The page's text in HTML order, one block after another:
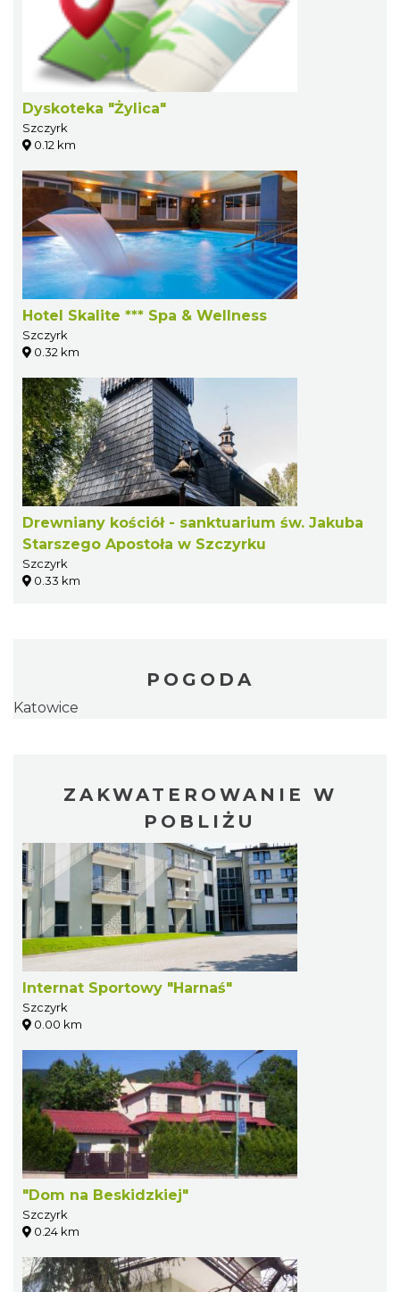
Dyskoteka "Żylica"
Szczyrk
0.12 km
Hotel Skalite *** Spa & Wellness
Szczyrk
0.32 km
Drewniany kościół - sanktuarium św. Jakuba
Starszego Apostoła w Szczyrku
Szczyrk
0.33 km
POGODA
Katowice
ZAKWATEROWANIE W
POBLIŻU
Internat Sportowy "Harnaś"
Szczyrk
0.00 km
"Dom na Beskidzkiej"
Szczyrk
0.24 km